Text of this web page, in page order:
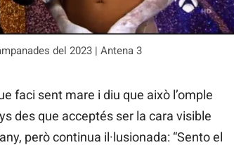
del 2023 | Antena 3
faci sent mare i diu que això l’omple
des que acceptés ser la cara visible
però continua il·lusionada: “Sento el